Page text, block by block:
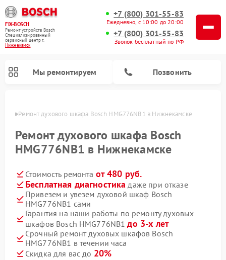
FIX-BOSCH
Ремонт устройств Bosch
Специализированный
cервисный центр г.
Нижнекамск
+7 (800) 301-55-83
Ежедневно, с 10:00 до 20:00
+7 (800) 301-55-83
Звонок бесплатный по РФ
Мы ремонтируем Позвонить
Ремонт духового шкафа Bosch HMG776NB1 в Нижнекамске
Ремонт духового шкафа Bosch
HMG776NB1 в Нижнекамске
Стоимость ремонта от 480 руб.
Бесплатная диагностика даже при отказе
Привезем и увезем духовой шкаф Bosch
HMG776NB1 сами
Гарантия на наши работы по ремонту духовых
шкафов Bosch HMG776NB1до 3-х лет
Срочный ремонт духовых шкафов Bosch
HMG776NB1 в течении часа
Скидка для вас до 20%